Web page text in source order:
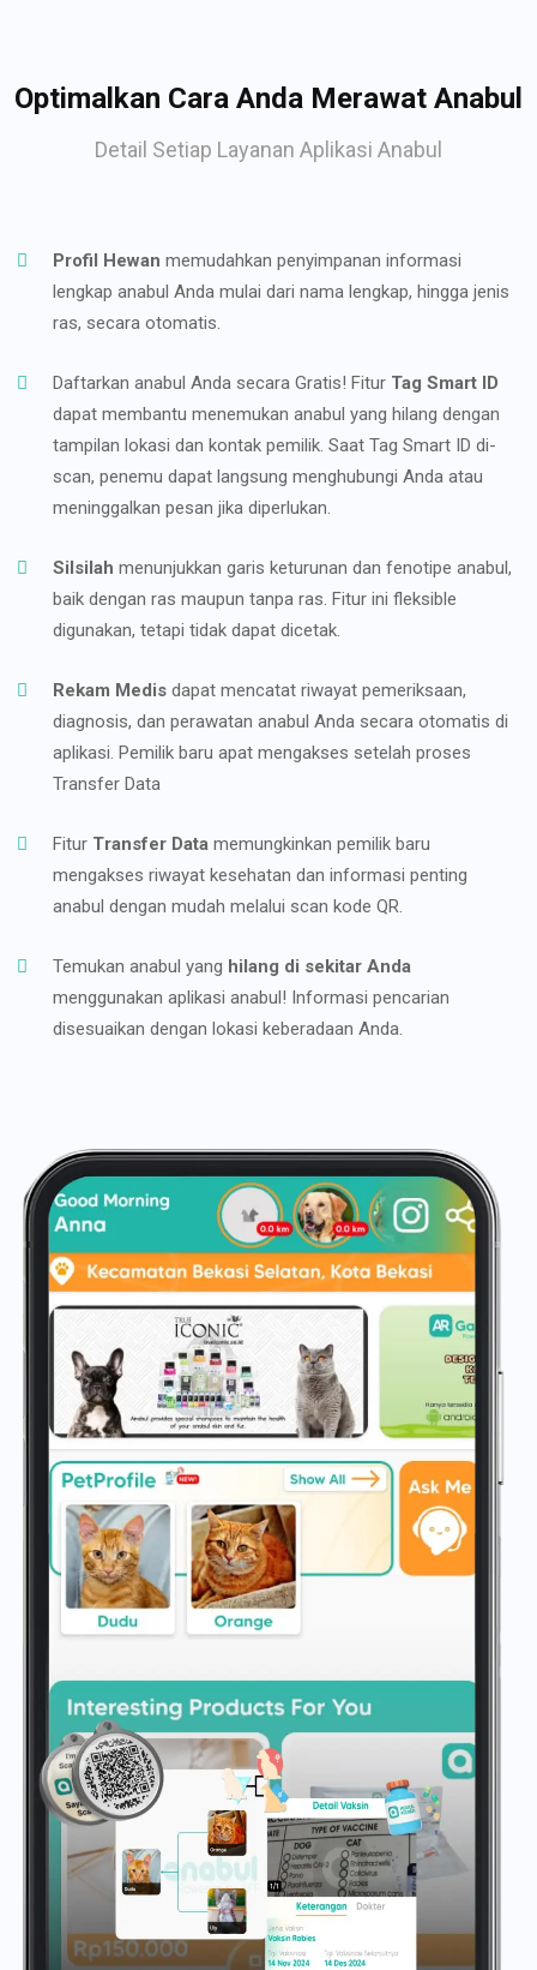
Optimalkan Cara Anda Merawat Anabul
Detail Setiap Layanan Aplikasi Anabul
Profil Hewan memudahkan penyimpanan informasi
lengkap anabul Anda mulai dari nama lengkap, hingga jenis
ras, secara otomatis.
Daftarkan anabul Anda secara Gratis! Fitur Tag Smart ID
dapat membantu menemukan anabul yang hilang dengan
tampilan lokasi dan kontak pemilik. Saat Tag Smart ID di-
scan, penemu dapat langsung menghubungi Anda atau
meninggalkan pesan jika diperlukan.
Silsilah menunjukkan garis keturunan dan fenotipe anabul,
baik dengan ras maupun tanpa ras. Fitur ini fleksible
digunakan, tetapi tidak dapat dicetak.
Rekam Medis dapat mencatat riwayat pemeriksaan,
diagnosis, dan perawatan anabul Anda secara otomatis di
aplikasi. Pemilik baru apat mengakses setelah proses
Transfer Data
Fitur Transfer Data memungkinkan pemilik baru
mengakses riwayat kesehatan dan informasi penting
anabul dengan mudah melalui scan kode QR.
Temukan anabul yang hilang di sekitar Anda
menggunakan aplikasi anabul! Informasi pencarian
disesuaikan dengan lokasi keberadaan Anda.